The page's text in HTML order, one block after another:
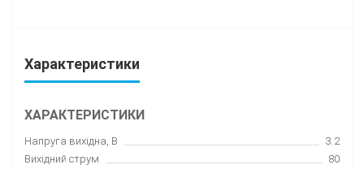
Характеристики
ХАРАКТЕРИСТИКИ
Напруга вихідна, В
3.2
Вихідний струм
80